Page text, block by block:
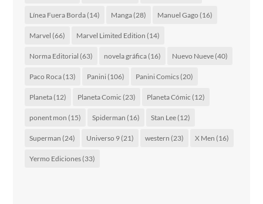
Línea Fuera Borda(14) Manga(28) Manuel Gago (16)
Marvel (66) Marvel Limited Edition (14)
Norma Editorial (63) novela gráfica(16) Nuevo Nueve(40)
Paco Roca(13) Panini(106) Panini Comics(20)
Planeta(12) Planeta Comic (23) Planeta Cómic (12)
ponent mon (15) Spiderman (16) Stan Lee(12)
Superman (24) Universo 9(21) western (23) X Men (16)
Yermo Ediciones(33)